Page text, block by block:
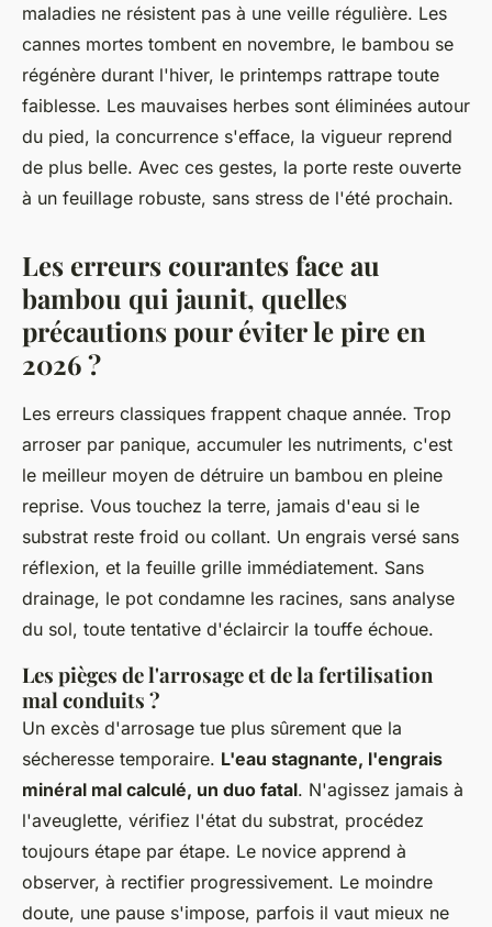
maladies ne résistent pas à une veille régulière. Les
cannes mortes tombent en novembre, le bambou se
régénère durant l'hiver, le printemps rattrape toute
faiblesse. Les mauvaises herbes sont éliminées autour
du pied, la concurrence s'efface, la vigueur reprend
de plus belle. Avec ces gestes, la porte reste ouverte
à un feuillage robuste, sans stress de l'été prochain.
Les erreurs courantes face au
bambou qui jaunit, quelles
précautions pour éviter le pire en
2026 ?
Les erreurs classiques frappent chaque année. Trop
arroser par panique, accumuler les nutriments, c'est
le meilleur moyen de détruire un bambou en pleine
reprise. Vous touchez la terre, jamais d'eau si le
substrat reste froid ou collant. Un engrais versé sans
réflexion, et la feuille grille immédiatement. Sans
drainage, le pot condamne les racines, sans analyse
du sol, toute tentative d'éclaircir la touffe échoue.
Les pièges de l'arrosage et de la fertilisation
mal conduits ?
Un excès d'arrosage tue plus sûrement que la
sécheresse temporaire. L'eau stagnante, l'engrais
minéral mal calculé, un duo fatal. N'agissez jamais à
l'aveuglette, vérifiez l'état du substrat, procédez
toujours étape par étape. Le novice apprend à
observer, à rectifier progressivement. Le moindre
doute, une pause s'impose, parfois il vaut mieux ne